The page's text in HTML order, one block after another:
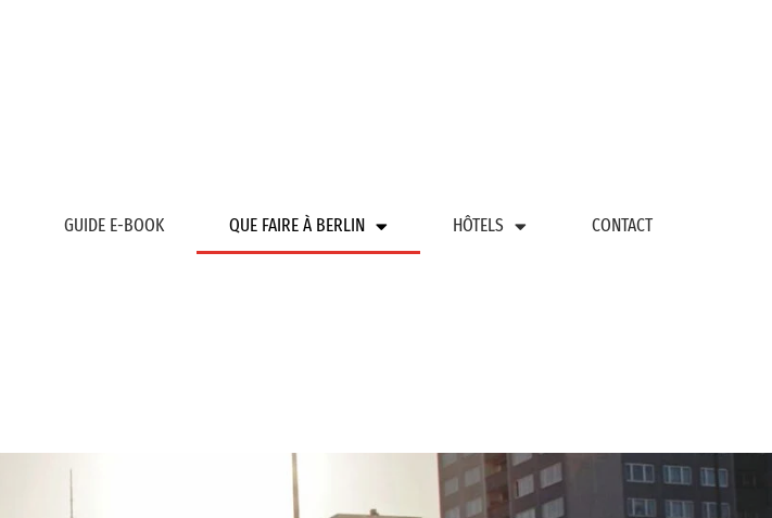
GUIDE E-BOOK QUE FAIRE À BERLIN HÔTELS CONTACT